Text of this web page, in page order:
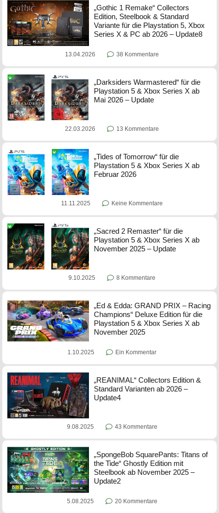
„Gothic 1 Remake“ Collectors
Edition, Steelbook & Standard
Variante für die Playstation 5, Xbox
Series X & PC ab 2026 – Update8
13.04.2026 38 Kommentare
„Darksiders Warmastered“ für die
Playstation 5 & Xbox Series X ab
Mai 2026 – Update
22.03.2026 13 Kommentare
„Tides of Tomorrow“ für die
Playstation 5 & Xbox Series X ab
Februar 2026
11.11.2025 Keine Kommentare
„Sacred 2 Remaster“ für die
Playstation 5 & Xbox Series X ab
November 2025 – Update
9.10.2025 8 Kommentare
„Ed & Edda: GRAND PRIX – Racing
Champions“ Deluxe Edition für die
Playstation 5 & Xbox Series X ab
November 2025
1.10.2025 Ein Kommentar
„REANIMAL“ Collectors Edition &
Standard Varianten ab 2026 –
Update4
9.08.2025 43 Kommentare
„SpongeBob SquarePants: Titans of
the Tide“ Ghostly Edition mit
Steelbook ab November 2025 –
Update2
5.08.2025 20 Kommentare